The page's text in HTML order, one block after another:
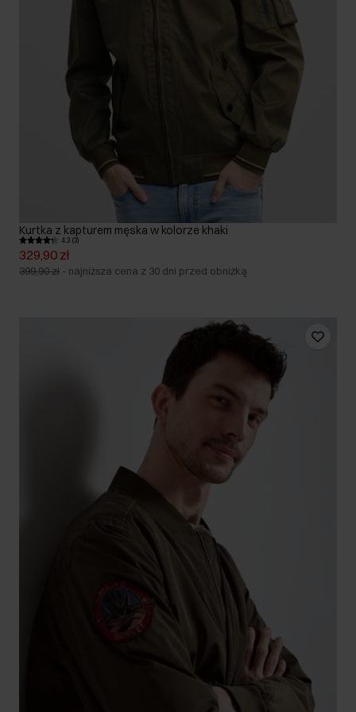
Kurtka z kapturem męska w kolorze khaki
4.3 (3)
329,90 zł
399,90 zł - najniższa cena z 30 dni przed obniżką